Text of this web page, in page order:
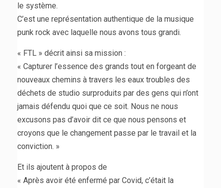
le système.
C’est une représentation authentique de la musique
punk rock avec laquelle nous avons tous grandi.
« FTL » décrit ainsi sa mission :
« Capturer l’essence des grands tout en forgeant de
nouveaux chemins à travers les eaux troubles des
déchets de studio surproduits par des gens qui n’ont
jamais défendu quoi que ce soit. Nous ne nous
excusons pas d’avoir dit ce que nous pensons et
croyons que le changement passe par le travail et la
conviction. »
Et ils ajoutent à propos de
« Après avoir été enfermé par Covid, c’était la